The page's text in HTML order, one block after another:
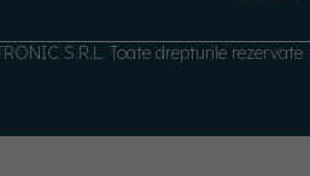
S.R.L. Toate drepturile rezervate